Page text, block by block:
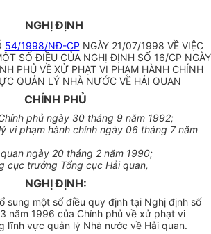
NGHỊ ĐỊNH
54/1998/NĐ-CP NGÀY 21/07/1998 VỀ VIỆC
SỐ ĐIỀU CỦA NGHỊ ĐỊNH SỐ 16/CP NGÀY
PHỦ VỀ XỬ PHẠT VI PHẠM HÀNH CHÍNH
QUẢN LÝ NHÀ NƯỚC VỀ HẢI QUAN
CHÍNH PHỦ
phủ ngày 30 tháng 9 năm 1992;
vi phạm hành chính ngày 06 tháng 7 năm
ngày 20 tháng 2 năm 1990;
cục trưởng Tổng cục Hải quan,
NGHỊ ĐỊNH:
sung một số điều quy định tại Nghị định số
năm 1996 của Chính phủ về xử phạt vi
lĩnh vực quản lý Nhà nước về Hải quan.